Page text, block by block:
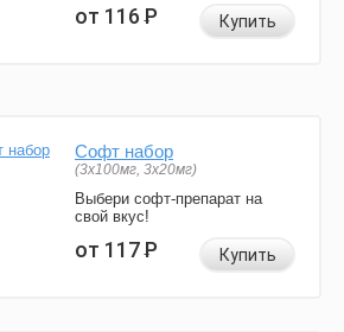
от 116Р Купить
Софт набор
(3x100мг, 3x20мг)
Выбери софт-препарат на
свой вкус!
от 117Р Купить